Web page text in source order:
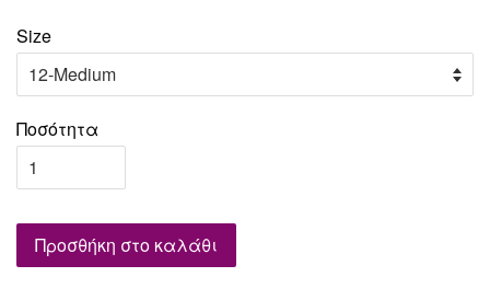
Size
Ποσότητα
Προσθήκη στο καλάθι